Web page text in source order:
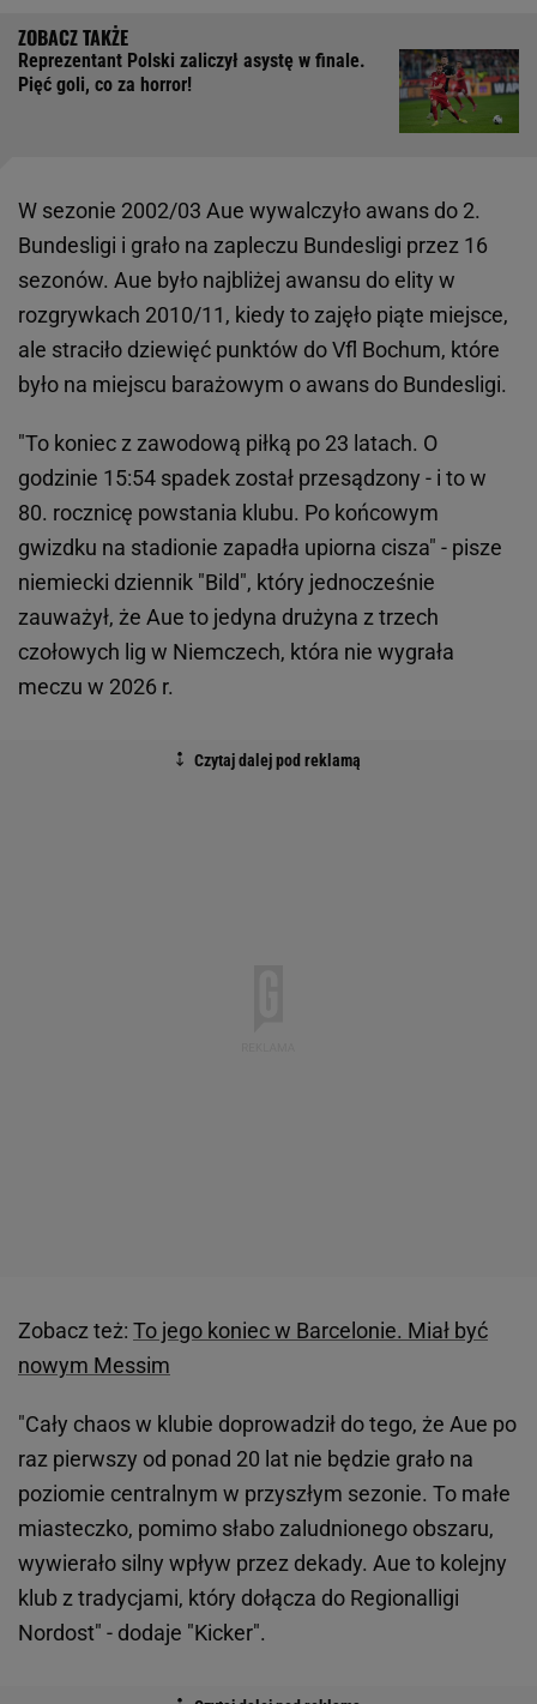
Reprezentant Polski zaliczył asystę w finale.
Pięć goli, co za horror!
W sezonie 2002/03 Aue wywalczyło awans do 2.
Bundesligi i grało na zapleczu Bundesligi przez 16
sezonów. Aue było najbliżej awansu do elity w
rozgrywkach 2010/11, kiedy to zajęło piąte miejsce,
ale straciło dziewięć punktów do Vfl Bochum, które
było na miejscu barażowym o awans do Bundesligi.
"To koniec z zawodową piłką po 23 latach. O
godzinie 15:54 spadek został przesądzony - i to w
80. rocznicę powstania klubu. Po końcowym
gwizdku na stadionie zapadła upiorna cisza" - pisze
niemiecki dziennik "Bild", który jednocześnie
zauważył, że Aue to jedyna drużyna z trzech
czołowych lig w Niemczech, która nie wygrała
meczu w 2026 r.
Zobacz też: To jego koniec w Barcelonie. Miał być
nowym Messim
"Cały chaos w klubie doprowadził do tego, że Aue po
raz pierwszy od ponad 20 lat nie będzie grało na
poziomie centralnym w przyszłym sezonie. To małe
miasteczko, pomimo słabo zaludnionego obszaru,
wywierało silny wpływ przez dekady. Aue to kolejny
klub z tradycjami, który dołącza do Regionalligi
Nordost" - dodaje "Kicker".